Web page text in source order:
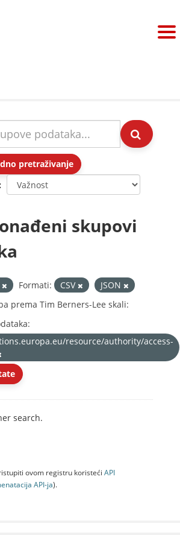
pretraživanje
skupovi
Formati: CSV
JSON
prema Tim Berners-Lee skali:
resource/authority/access-
search.
ovom registru koristeći API
API-jа).